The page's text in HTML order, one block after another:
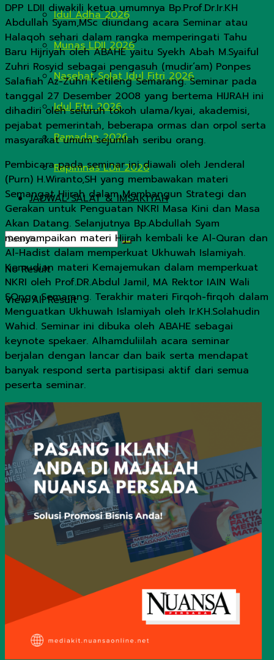
Idul Adha 2026
Munas LDII 2026
Nasehat Solat Idul Fitri 2026
Idul Fitri 2026
Ramadan 2026
Rapimnas LDII 2026
JADWAL SALAT & IMSAKIYAH
No Result
View All Result
DPP LDII diwakili ketua umumnya Bp.Prof.Dr.Ir.KH
Abdullah Syam,MSc diundang acara Seminar atau
Halaqoh sehari dalam rangka memperingati Tahu
Baru Hijriyah oleh ABAHE yaitu Syekh Abah M.Syaiful
Zuhri Rosyid sebagai pengasuh (mudir’am) Ponpes
Salafiah Az-Zuhri Ketileng Semarang. Seminar pada
tanggal 27 Desember 2008 yang bertema HIJRAH ini
dihadiri oleh seluruh tokoh ulama/kyai, akademisi,
pejabat pemerintah, beberapa ormas dan orpol serta
masyarakat umum sejumlah seribu orang.
Pembicara pada seminar ini diawali oleh Jenderal
(Purn) H.Wiranto,SH yang membawakan materi
Semangat Hijrah dalam Membangun Strategi dan
Gerakan untuk Penguatan NKRI Masa Kini dan Masa
Akan Datang. Selanjutnya Bp.Abdullah Syam
menyampaikan materi Hijrah kembali ke Al-Quran dan
Al-Hadist dalam memperkuat Ukhuwah Islamiyah.
Kemudian materi Kemajemukan dalam memperkuat
NKRI oleh Prof.DR.Abdul Jamil, MA Rektor IAIN Wali
SOngo Semarang. Terakhir materi Firqoh-firqoh dalam
Menguatkan Ukhuwah Islamiyah oleh Ir.KH.Solahudin
Wahid. Seminar ini dibuka oleh ABAHE sebagai
keynote spekaer. Alhamduliilah acara seminar
berjalan dengan lancar dan baik serta mendapat
banyak respond serta partisipasi aktif dari semua
peserta seminar.